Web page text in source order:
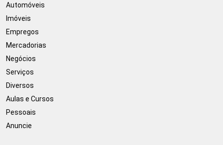
Automóveis
Imóveis
Empregos
Mercadorias
Negócios
Serviços
Diversos
Aulas e Cursos
Pessoais
Anuncie